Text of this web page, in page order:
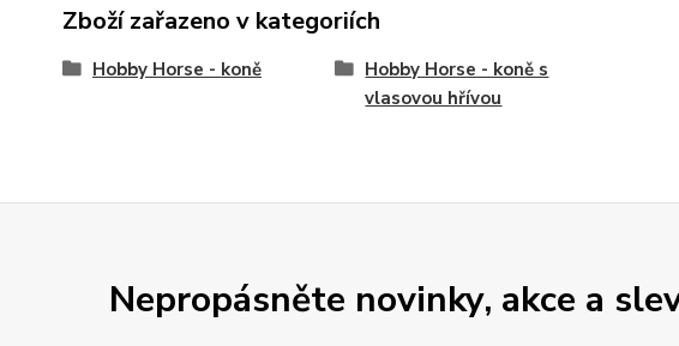
Zboží zařazeno v kategoriích
Hobby Horse - koně
Hobby Horse - koně s
vlasovou hřívou
Nepropásněte novinky, akce a